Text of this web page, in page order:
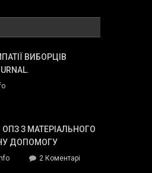
ВИБОРЦІВ
З МАТЕРІАЛЬНОГО
ДОПОМОГУ
2 Коментарідо